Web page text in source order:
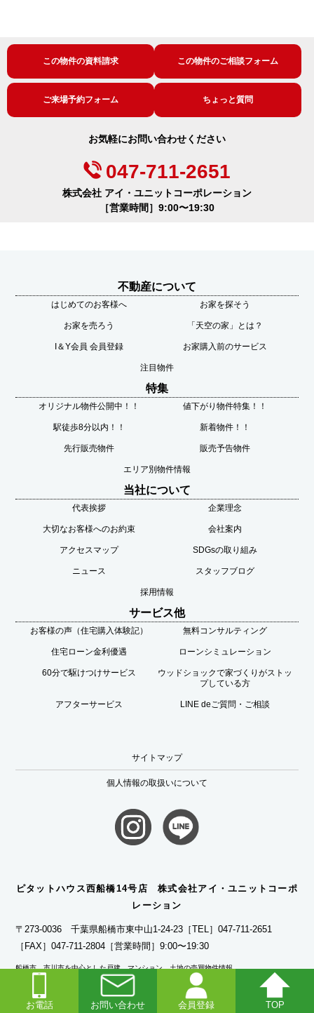
この物件の資料請求 この物件のご相談フォーム
ご来場予約フォーム ちょっと質問
お気軽にお問い合わせください
047-711-2651
株式会社 アイ・ユニットコーポレーション
［営業時間］9:00〜19:30
不動産について
はじめてのお客様へ お家を探そう
お家を売ろう 「天空の家」とは？
I＆Y会員 会員登録 お家購入前のサービス
注目物件
特集
オリジナル物件公開中！！ 値下がり物件特集！！
駅徒歩8分以内！！ 新着物件！！
先行販売物件 販売予告物件
エリア別物件情報
当社について
代表挨拶 企業理念
大切なお客様へのお約束 会社案内
アクセスマップ SDGsの取り組み
ニュース スタッフブログ
採用情報
サービス他
お客様の声（住宅購入体験記） 無料コンサルティング
住宅ローン金利優遇 ローンシミュレーション
60分で駆けつけサービス
ウッドショックで家づくりがストッ
プしている方
アフターサービス LINE deご質問・ご相談
サイトマップ
個人情報の取扱いについて
ピタットハウス西船橋14号店 株式会社アイ・ユニットコーポ
レーション
〒273-0036 千葉県船橋市東中山1-24-23 ［TEL］047-711-2651
［FAX］047-711-2804 ［営業時間］9:00〜19:30
船橋市、市川市を中心とした戸建、マンション、土地の売買物件情報。
ピタットハウス西船橋14号店 アイ・ユニットコーポレーションでは、最新不動産情報を
毎日更新中！！市川市・船橋市・浦安市・松戸市・習志野市・鎌ヶ谷市の新築戸建・中古
戸建・土地・マンションなどの売買物件や賃貸物件のご紹介他、査定等不動産の事なら何
お電話 お問い合わせ 会員登録 TOP